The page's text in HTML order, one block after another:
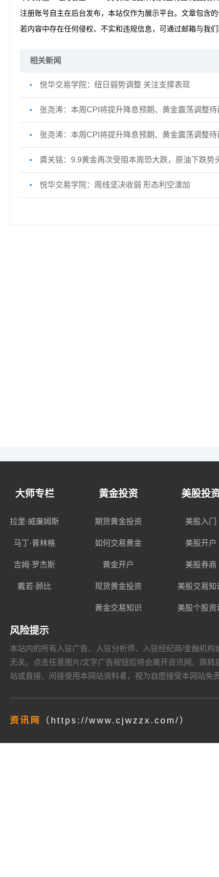
注册账号自主在后台发布，本站仅作为展示平台。文章包含
若内容中存在任何侵权、不实和违规信息，可通过邮箱与我
相关新闻
悦华交易学院：纽日弱势调整 关注支撑表现
张尧浠：本周CPI将提升降息预期、黄金震荡调整待
张尧浠：本周CPI将提升降息预期、黄金震荡调整待
龚关铭：9.9黄金再次受阻本周恐大跌，原油下跌势
悦华交易学院：周线坚决收弱 形态利空澳加
大师专栏
拉里·威廉姆斯
马丁·普林格
吉姆·罗杰斯
戴若·顾比
黄金投资
期货黄金投资
如何交易黄金
黄金开户
现货黄金投资
黄金交易知识
美股投
美股入门
美股开户
美股券商
美股交易知
美股个股资
风险提示
本站内的所有入驻广告、入驻分析师、入驻经纪商/金融机
无关。点击任意图片/文字广告按钮后将会离开资讯网，跳
站或直接、间接使用本网站资料者，视为自愿接受本网站免
资讯网 （https://www.cjwzzx.com/）